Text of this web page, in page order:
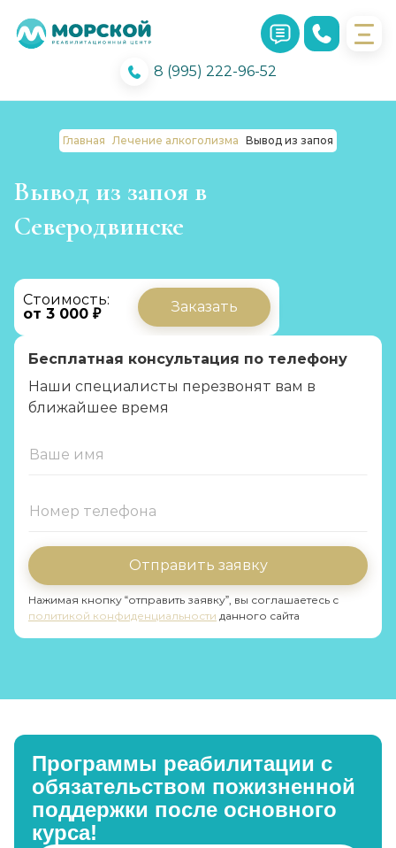
8 (995) 222-96-52
Главная Лечение алкоголизма Вывод из запоя
Вывод из запоя в
Северодвинске
Стоимость:
от 3 000 ₽
Заказать
Бесплатная консультация по телефону
Наши специалисты перезвонят вам в
ближайшее время
Отправить заявку
Нажимая кнопку “отправить заявку”, вы соглашаетесь с
политикой конфиденциальности данного сайта
Программы реабилитации с
обязательством пожизненной
поддержки после основного
курса!